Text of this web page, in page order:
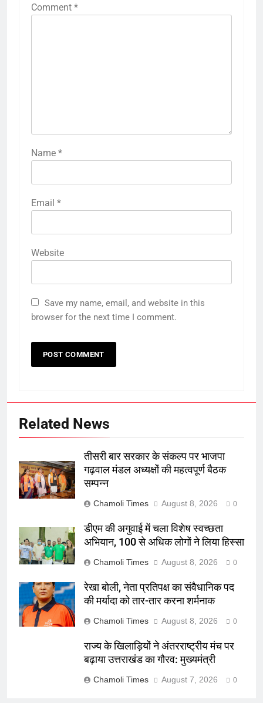
Comment *
Name *
Email *
Website
Save my name, email, and website in this
browser for the next time I comment.
Related News
तीसरी बार सरकार के संकल्प पर भाजपा
गढ़वाल मंडल अध्यक्षों की महत्वपूर्ण बैठक
सम्पन्न
Chamoli Times August 8, 2026 0
डीएम की अगुवाई में चला विशेष स्वच्छता
अभियान, 100 से अधिक लोगों ने लिया हिस्सा
Chamoli Times August 8, 2026 0
रेखा बोली, नेता प्रतिपक्ष का संवैधानिक पद
की मर्यादा को तार-तार करना शर्मनाक
Chamoli Times August 8, 2026 0
राज्य के खिलाड़ियों ने अंतरराष्ट्रीय मंच पर
बढ़ाया उत्तराखंड का गौरव: मुख्यमंत्री
Chamoli Times August 7, 2026 0